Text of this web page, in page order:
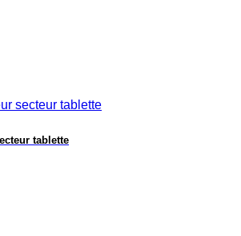
tablette